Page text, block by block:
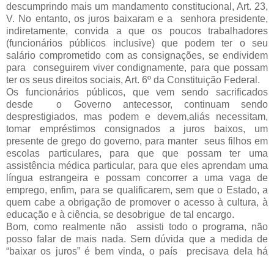
descumprindo mais um mandamento constitucional, Art. 23,
V. No entanto, os juros baixaram e a senhora presidente,
indiretamente, convida a que os poucos trabalhadores
(funcionários públicos inclusive) que podem ter o seu
salário comprometido com as consignações, se endividem
para conseguirem viver condignamente, para que possam
ter os seus direitos sociais, Art. 6º da Constituição Federal.
Os funcionários públicos, que vem sendo sacrificados
desde o Governo antecessor, continuam sendo
desprestigiados, mas podem e devem,aliás necessitam,
tomar empréstimos consignados a juros baixos, um
presente de grego do governo, para manter seus filhos em
escolas particulares, para que que possam ter uma
assistência médica particular, para que eles aprendam uma
língua estrangeira e possam concorrer a uma vaga de
emprego, enfim, para se qualificarem, sem que o Estado, a
quem cabe a obrigação de promover o acesso à cultura, à
educação e à ciência, se desobrigue de tal encargo.
Bom, como realmente não assisti todo o programa, não
posso falar de mais nada. Sem dúvida que a medida de
“baixar os juros” é bem vinda, o país precisava dela há